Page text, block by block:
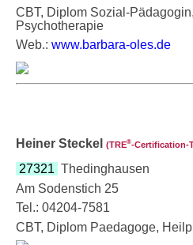
CBT, Diplom Sozial-
Psychotherapie
Web.: www.barbara-oles.de
Heiner Steckel (TRE®‑Certification-
27321 Thedinghausen
Am Sodenstich 25
Tel.: 04204-7581
CBT, Diplom Paedagoge,